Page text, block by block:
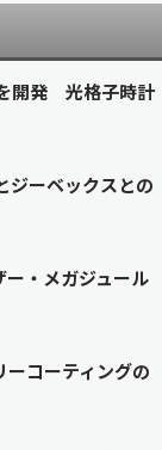
開発 光格子時計
ジーベックスとの
・メガジュール
ーコーティングの